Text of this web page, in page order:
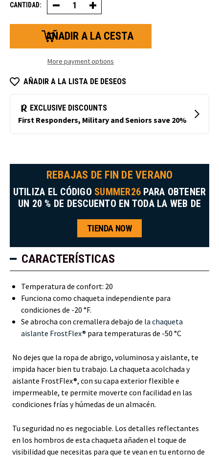
CANTIDAD: Reducir
la
cantidad
de
chaquetas
con
FrostFlex®
Aumentar
la
cantidad
chaquetas
con
FrostFlex®
More payment options
AÑADIR A LA LISTA DE DESEOS
REBAJAS DE FIN DE VERANO
UTILIZA EL CÓDIGO SUMMER26 PARA OBTENER
UN 20 % DE DESCUENTO EN TODA LA WEB DE
TIENDA NOW
CARACTERÍSTICAS
Temperatura de confort: 20
Funciona como chaqueta independiente para
condiciones de -20 °F.
Se abrocha con cremallera debajo de la chaqueta
aislante FrostFlex® para temperaturas de -50 °C
No dejes que la ropa de abrigo, voluminosa y aislante, te
impida hacer bien tu trabajo. La chaqueta acolchada y
aislante FrostFlex®, con su capa exterior flexible e
impermeable, te permite moverte con facilidad en las
condiciones frías y húmedas de un almacén.
Tu seguridad no es negociable. Los detalles reflectantes
en los hombros de esta chaqueta añaden el toque de
visibilidad que necesitas para que te vean en tu entorno de